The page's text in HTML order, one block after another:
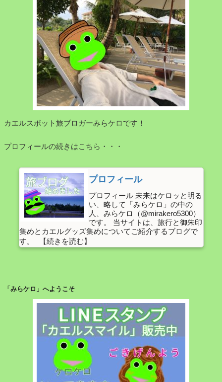
で
冬
の
花
火
を
見
よ
う
【か
お
土
産
い
さ
物
語
サ
カエルスポット旅ブロガーみらケロです！
プロフィールの続きはこちら・・・
プロフィール
プロフィール 未来はケロッと明る
い、略して「みらケロ」の中の
人、みらケロ（@mirakero5300）
です。 当サイトは、旅行と御朱印
集めとカエルグッズ集めについてご紹介するブログで
す。
「みらケロ」へようこそ